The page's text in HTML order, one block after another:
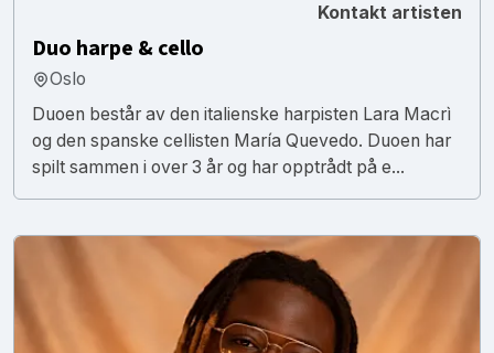
Kontakt artisten
Duo harpe & cello
Oslo
Duoen består av den italienske harpisten Lara Macrì
og den spanske cellisten María Quevedo. Duoen har
spilt sammen i over 3 år og har opptrådt på e...